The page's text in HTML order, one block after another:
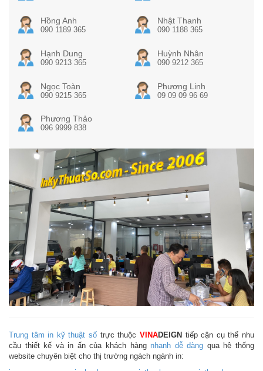
Hồng Anh
090 1189 365
Nhật Thanh
090 1188 365
Hạnh Dung
090 9213 365
Huỳnh Nhân
090 9212 365
Ngọc Toàn
090 9215 365
Phương Linh
09 09 09 96 69
Phương Thảo
096 9999 838
Trung tâm in kỹ thuật số trực thuộc VINADEIGN tiếp cận cụ thể nhu
cầu thiết kế và in ấn của khách hàng nhanh dễ dàng qua hệ thống
website chuyên biệt cho thị trường ngách ngành in: